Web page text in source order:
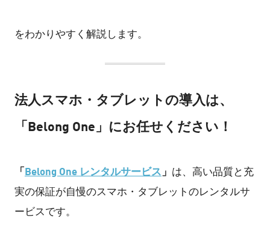
をわかりやすく解説します。
法人スマホ・タブレットの導入は、
「Belong One」にお任せください！
「Belong One レンタルサービス 」 は、高い品質と充
実の保証が自慢のスマホ・タブレットのレンタルサ
ービスです。